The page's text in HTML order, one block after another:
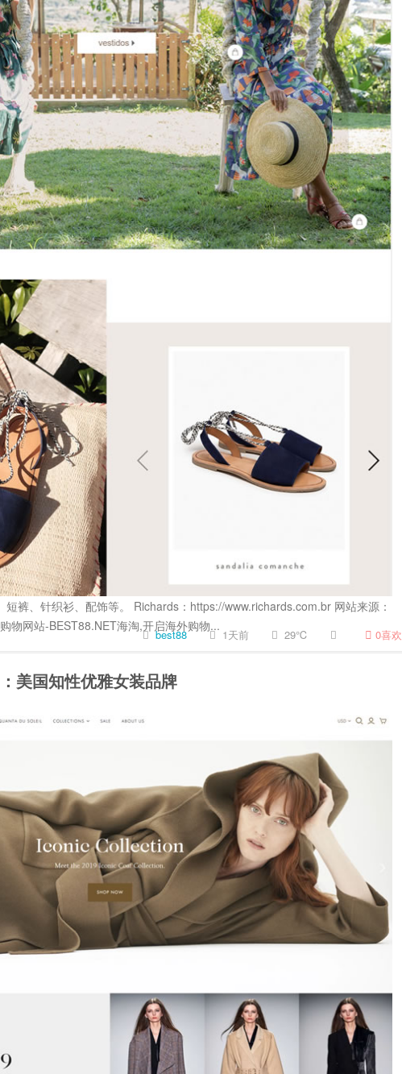
裤、针织衫、配饰等。 Richards：https://www.richards.com.br 网站来源：
物网站-BEST88.NET海淘,开启海外购物...
best88 1天前 29℃ 0喜欢
美国知性优雅女装品牌